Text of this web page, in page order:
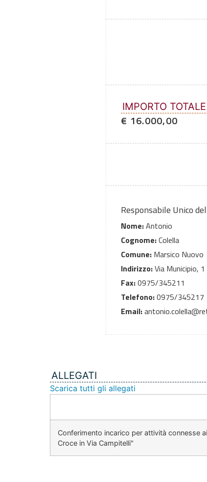
IMPORTO TOTALE
€ 16.000,00
Responsabile Unico
Nome:Antonio
Cognome:Colella
Comune: Marsico Nuovo
Indirizzo:Via Municipio, 1
Fax:0975/345211
Telefono:0975/345217
Email:
ALLEGATI
Scarica tutti gli allegati
Conferimento incarico per attività connesse
Croce in Via Campitelli"